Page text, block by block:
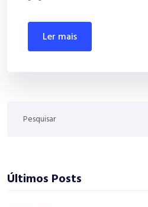
ler mais
Últimos Posts